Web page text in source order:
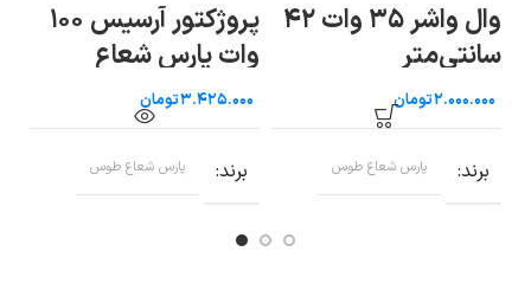
وال واشر ۳۵ وات ۴۲
سانتی‌متر
تومان
برند پارس شعاع طوس
پروژکتور آرسیس ۱۰۰
وات پارس شعاع
طوس
تومان
برند پارس شعاع طوس